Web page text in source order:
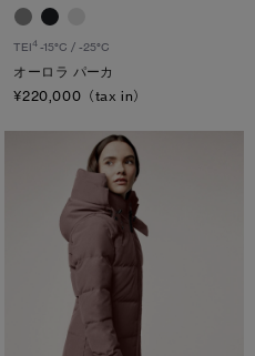
TEI4 -15°C / -25°C
オーロラ パーカ
¥220,000（tax in）